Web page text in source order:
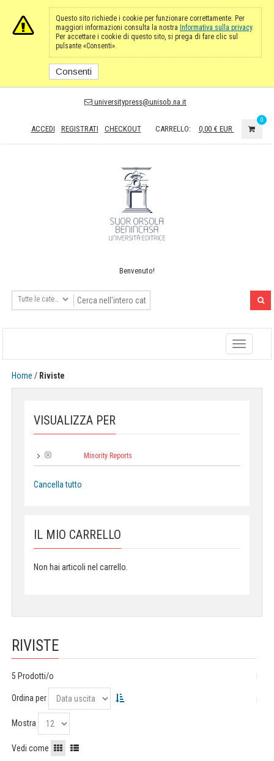
Questo sito richiede i cookie per funzionare correttamente. Per
maggiori informazioni consulta la nostra Informativa sulla privacy.
Per accettare i cookie di questo sito, si prega di fare clic sul
pulsante «Consenti».
Consenti
universitypress@unisob.na.it
ACCEDI REGISTRATI CHECKOUT CARRELLO: 0,00 € EUR
0
Benvenuto!
Toggle
navigation
Home / Riviste
VISUALIZZA PER
Minority Reports
Cancella tutto
IL MIO CARRELLO
Non hai articoli nel carrello.
RIVISTE
5 Prodotti/o
Ordina per
Mostra
Vedi come